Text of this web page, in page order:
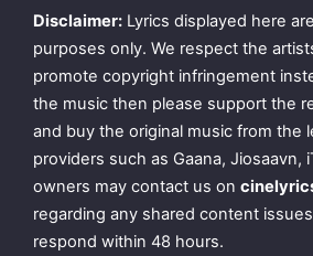
Muttikondu
Mudivadaivadhu Yen?
Solladi En Kanmani
Kalangadhae Endhan Thalaiva
Nee Odu
Disclaimer: Lyrics displayed here
purposes only. We respect the
promote copyright infringement
the music then please support the
and buy the original music from the
providers such as Gaana, Jiosaavn,
owners may contact us on
regarding any shared content
respond within 48 hours.